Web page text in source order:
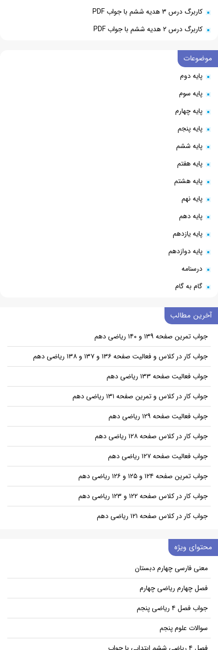
کاربرگ درس ۳ هدیه ششم با جواب PDF
کاربرگ درس ۲ هدیه ششم با جواب PDF
موضوعات
پایه دوم
پایه سوم
پایه چهارم
پایه پنجم
پایه ششم
پایه هفتم
پایه هشتم
پایه نهم
پایه دهم
پایه یازدهم
پایه دوازدهم
درسنامه
گام به گام
آخرین مطالب
جواب تمرین صفحه ۱۳۹ و ۱۴۰ ریاضی دهم
جواب کار در کلاس و فعالیت صفحه ۱۳۶ و ۱۳۷ و ۱۳۸ ریاضی دهم
جواب فعالیت صفحه ۱۳۳ ریاضی دهم
جواب کار در کلاس و تمرین صفحه ۱۳۱ ریاضی دهم
جواب فعالیت صفحه ۱۲۹ ریاضی دهم
جواب کار در کلاس صفحه ۱۲۸ ریاضی دهم
جواب فعالیت صفحه ۱۲۷ ریاضی دهم
جواب تمرین صفحه ۱۲۴ و ۱۲۵ و ۱۲۶ ریاضی دهم
جواب کار در کلاس صفحه ۱۲۲ و ۱۲۳ ریاضی دهم
جواب کار در کلاس صفحه ۱۲۱ ریاضی دهم
محتوای ویژه
معنی فارسی چهارم دبستان
فصل چهارم ریاضی چهارم
جواب فصل ۴ ریاضی پنجم
سوالات علوم پنجم